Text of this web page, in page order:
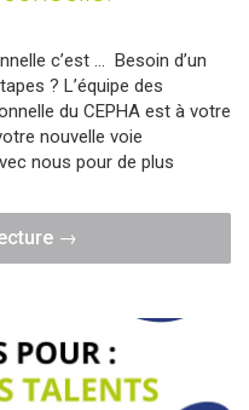
c’est … Besoin d’un
? L’équipe des
du CEPHA est à votre
nouvelle voie
nous pour de plus
"Comment
réussir
reconversion
professionnelle
?
Nos
→